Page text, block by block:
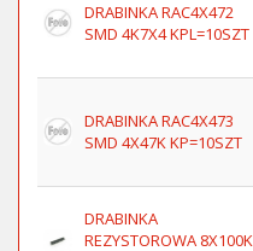
DRABINKA RAC4X472
SMD 4K7X4 KPL=10SZT
DRABINKA RAC4X473
SMD 4X47K KP=10SZT
DRABINKA
REZYSTOROWA 8X100K